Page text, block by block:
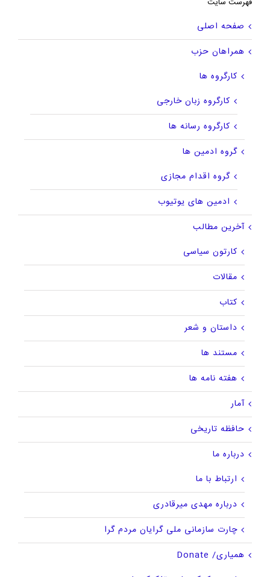
صفحه اصلی
همراهان حزب
کارگروه ها
کارگروه زبان خارجی
کارگروه رسانه ها
گروه ادمین ها
گروه اقدام مجازی
ادمین های یوتیوب
آخرین مطالب
کارتون سیاسی
مقالات
کتاب
داستان و شعر
مستند ها
هفته نامه ها
آمار
حافظه تاریخی
درباره ما
ارتباط با ما
درباره مهدی میرقادری
چارت سازمانی ملی گرایان مردم گرا
همیاری/ Donate